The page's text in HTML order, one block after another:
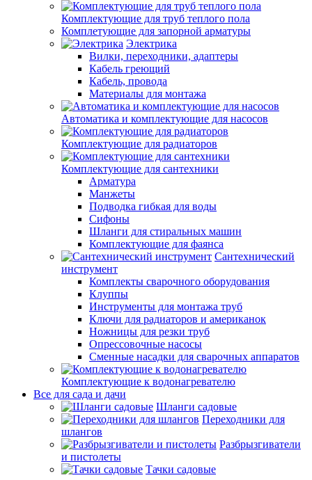
Комплектующие для труб теплого пола
Комплетующие для запорной арматуры
Электрика
Вилки, переходники, адаптеры
Кабель греющий
Кабель, провода
Материалы для монтажа
Автоматика и комплектующие для насосов
Комплектующие для радиаторов
Комплектующие для сантехники
Арматура
Манжеты
Подводка гибкая для воды
Сифоны
Шланги для стиральных машин
Комплектующие для фаянса
Сантехнический
инструмент
Комплекты сварочного оборудования
Клуппы
Инструменты для монтажа труб
Ключи для радиаторов и американок
Ножницы для резки труб
Опрессовочные насосы
Сменные насадки для сварочных аппаратов
Комплектующие к водонагревателю
Все для сада и дачи
Шланги садовые
Переходники для
шлангов
Разбрызгиватели
и пистолеты
Тачки садовые